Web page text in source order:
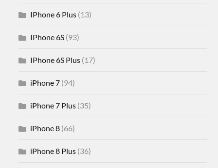
IPhone 6 Plus (13)
IPhone 6S (93)
IPhone 6S Plus (17)
iPhone 7 (94)
iPhone 7 Plus (35)
iPhone 8 (66)
iPhone 8 Plus (36)